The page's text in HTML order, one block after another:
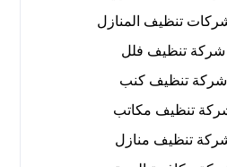
شركة تنظيف فلل
تنظيف كنب
تنظيف مكاتب
تنظيف منازل